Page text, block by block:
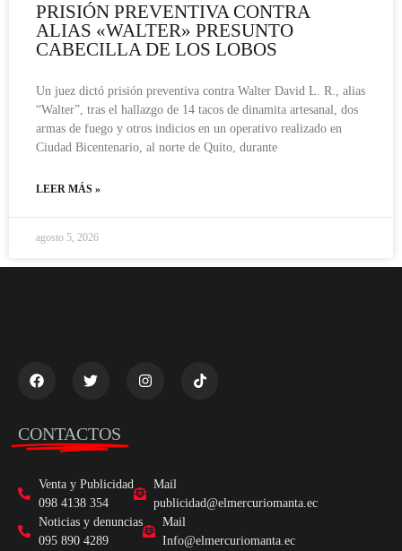
PRISIÓN PREVENTIVA CONTRA
ALIAS «WALTER» PRESUNTO
CABECILLA DE LOS LOBOS
Un juez dictó prisión preventiva contra Walter David L. R., alias
“Walter”, tras el hallazgo de 14 tacos de dinamita artesanal, dos
armas de fuego y otros indicios en un operativo realizado en
Ciudad Bicentenario, al norte de Quito, durante
LEER MÁS »
agosto 5, 2026
CONTACTOS
Venta y Publicidad
098 4138 354
Mail
publicidad@elmercuriomanta.ec
Noticias y denuncias
095 890 4289
Mail
Info@elmercuriomanta.ec